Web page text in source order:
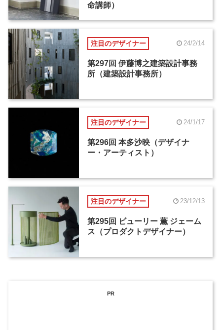
命講師）
注目のデザイナー 24/2/14
第297回 伊藤博之建築設計事務
所（建築設計事務所）
注目のデザイナー 24/1/17
第296回 本多沙映（デザイナ
ー・アーティスト）
注目のデザイナー 23/12/13
第295回 ビューリー 薫 ジェーム
ス（プロダクトデザイナー）
PR